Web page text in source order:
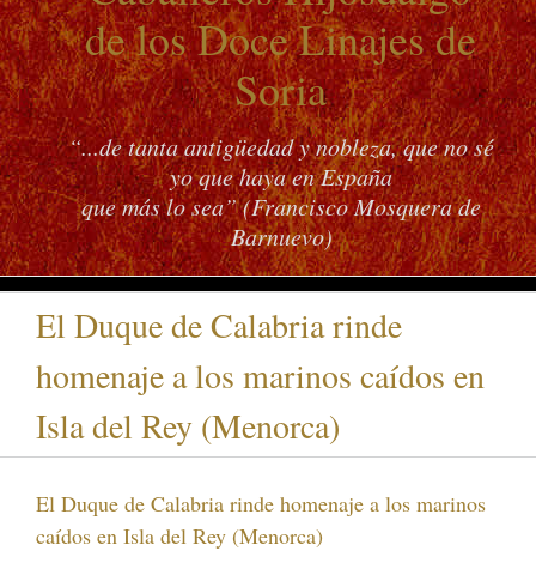
de los Doce Linajes de
Soria
“...de tanta antigüedad y nobleza, que no sé
yo que haya en España
que más lo sea” (Francisco Mosquera de
Barnuevo)
El Duque de Calabria rinde
homenaje a los marinos caídos en
Isla del Rey (Menorca)
El Duque de Calabria rinde homenaje a los marinos
caídos en Isla del Rey (Menorca)